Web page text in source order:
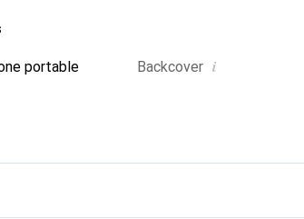
portable Backcover i